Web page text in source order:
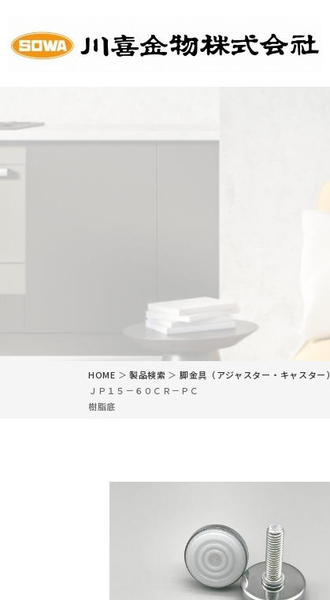
HOME ＞ 製品検索 ＞ 脚金具（アジャスター・キャスター）
ＪＰ１５－６０ＣＲ－ＰＣ
樹脂底